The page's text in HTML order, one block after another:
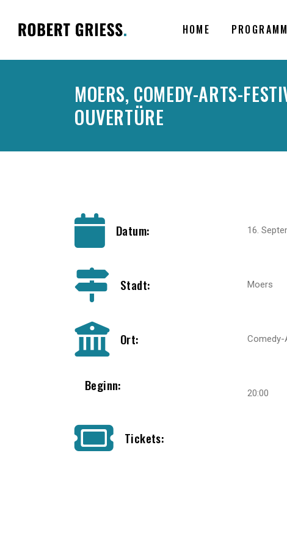
HOME
MOERS, COMEDY-ARTS-
OUVERTÜRE
Datum: 16.
Stadt: Moers
Ort: Comedy-
Beginn: 20:00
Tickets: